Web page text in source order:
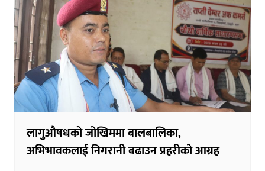
लागुऔषधको जोखिममा बालबालिका,
अभिभावकलाई निगरानी बढाउन प्रहरीको आग्रह